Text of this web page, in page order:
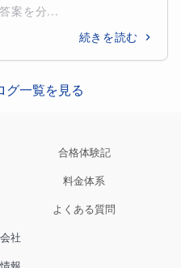
案を分...
続きを読む
グ一覧を見る
合格体験記
料金体系
よくある質問
社